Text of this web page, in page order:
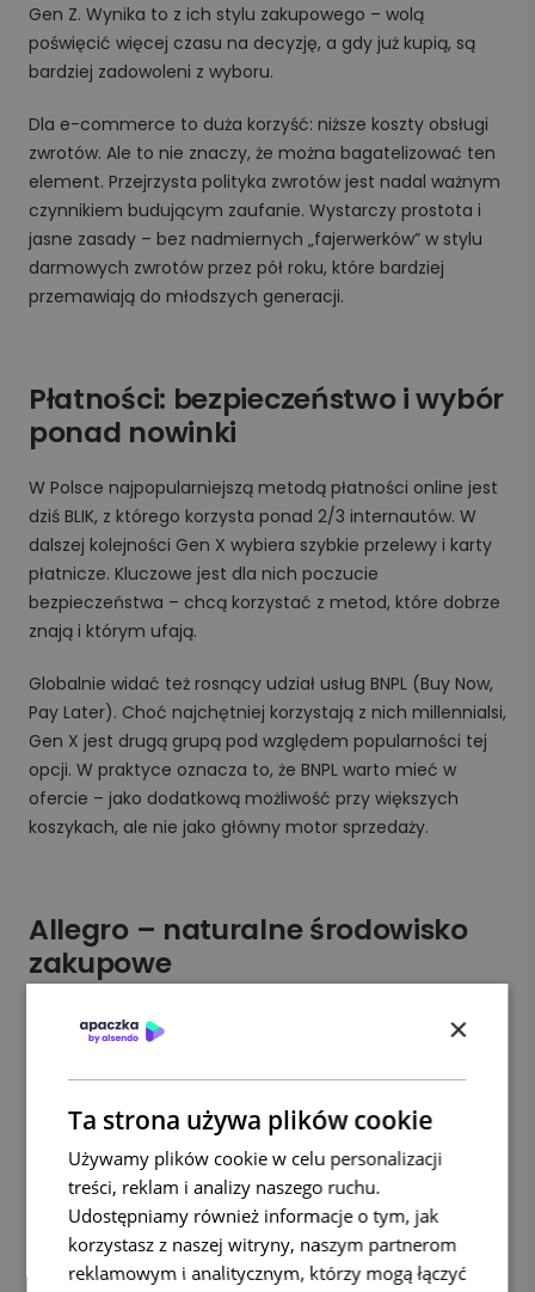
Gen Z. Wynika to z ich stylu zakupowego – wolą
poświęcić więcej czasu na decyzję, a gdy już kupią, są
bardziej zadowoleni z wyboru.
Dla e-commerce to duża korzyść: niższe koszty obsługi
zwrotów. Ale to nie znaczy, że można bagatelizować ten
element. Przejrzysta polityka zwrotów jest nadal ważnym
czynnikiem budującym zaufanie. Wystarczy prostota i
jasne zasady – bez nadmiernych „fajerwerków” w stylu
darmowych zwrotów przez pół roku, które bardziej
przemawiają do młodszych generacji.
Płatności: bezpieczeństwo i wybór
ponad nowinki
W Polsce najpopularniejszą metodą płatności online jest
dziś BLIK, z którego korzysta ponad 2/3 internautów. W
dalszej kolejności Gen X wybiera szybkie przelewy i karty
płatnicze. Kluczowe jest dla nich poczucie
bezpieczeństwa – chcą korzystać z metod, które dobrze
znają i którym ufają.
Globalnie widać też rosnący udział usług BNPL (Buy Now,
Pay Later). Choć najchętniej korzystają z nich millennialsi,
Gen X jest drugą grupą pod względem popularności tej
opcji. W praktyce oznacza to, że BNPL warto mieć w
ofercie – jako dodatkową możliwość przy większych
koszykach, ale nie jako główny motor sprzedaży.
Allegro – naturalne środowisko
zakupowe
Badania pokazują, że aż 78% polskich internautów, którzy
zaczynają poszukiwania produktów na Allegro, finalizuje
transakcję właśnie tam. To doskonale obrazuje nawyki
zapewniają im wygodę, bezpieczeństwo i szeroki wybór
ofert. Marketplace staje się więc pierwszym punktem
styku z marką i jednym z głównych kanałów konwersji.
×
Ta strona używa plików cookie
Używamy plików cookie w celu personalizacji
treści, reklam i analizy naszego ruchu.
Udostępniamy również informacje o tym, jak
korzystasz z naszej witryny, naszym partnerom
reklamowym i analitycznym, którzy mogą łączyć